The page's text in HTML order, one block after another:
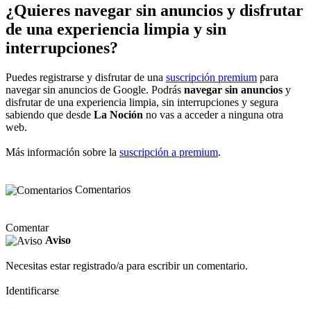
¿Quieres navegar sin anuncios y disfrutar
de una experiencia limpia y sin
interrupciones?
Puedes registrarse y disfrutar de una suscripción premium para
navegar sin anuncios de Google. Podrás navegar sin anuncios y
disfrutar de una experiencia limpia, sin interrupciones y segura
sabiendo que desde La Noción no vas a acceder a ninguna otra
web.
Más información sobre la suscripción a premium.
Comentarios
Comentar
Aviso
Necesitas estar registrado/a para escribir un comentario.
Identificarse